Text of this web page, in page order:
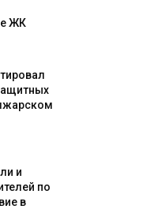
ЖК
и
по
в